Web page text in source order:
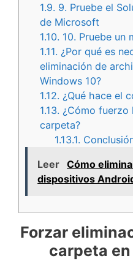
1.9. 9. Pruebe el
de Microsoft
1.10. 10. Pruebe un
1.11. ¿Por qué es
eliminación de
Windows 10?
1.12. ¿Qué hace el
1.13. ¿Cómo fuerzo
carpeta?
1.13.1.
Leer
Cómo
dispositivos
Forzar
carpeta